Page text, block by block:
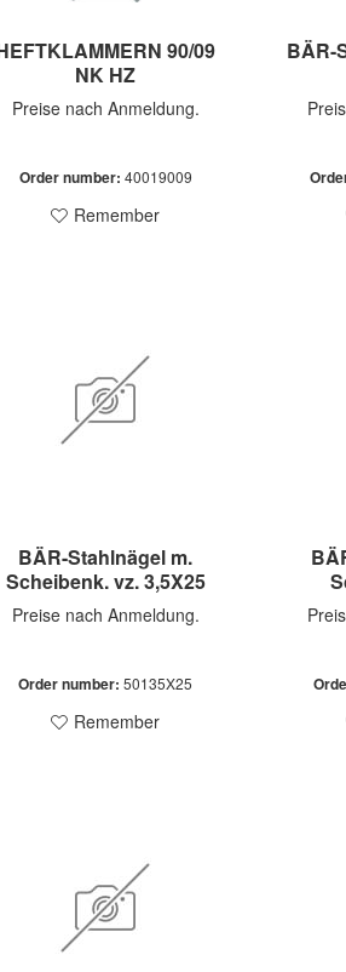
90/09
NK HZ
Preise nach Anmeldung.
Order number: 40019009
Remember
BÄR-
BÄR-Stahlnägel m.
Scheibenk. vz. 3,5X25
Preise nach Anmeldung.
Order number:50135X25
Remember